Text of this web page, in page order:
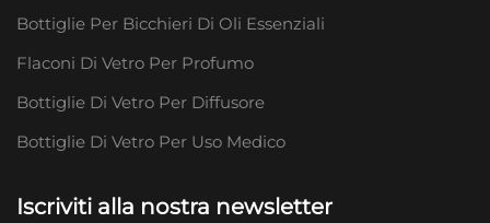
Bottiglie Per Bicchieri Di Oli Essenziali
Flaconi Di Vetro Per Profumo
Bottiglie Di Vetro Per Diffusore
Bottiglie Di Vetro Per Uso Medico
Iscriviti alla nostra newsletter